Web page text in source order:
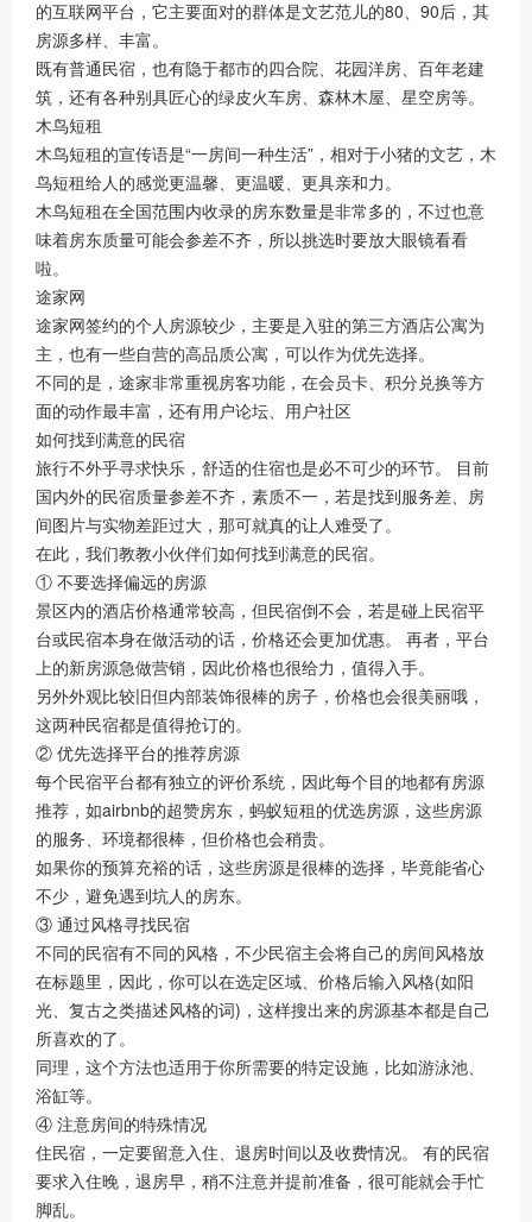
的互联网平台，它主要面对的群体是文艺范儿的80、90后，其
房源多样、丰富。
既有普通民宿，也有隐于都市的四合院、花园洋房、百年老建
筑，还有各种别具匠心的绿皮火车房、森林木屋、星空房等。
木鸟短租
木鸟短租的宣传语是“一房间一种生活”，相对于小猪的文艺，木
鸟短租给人的感觉更温馨、更温暖、更具亲和力。
木鸟短租在全国范围内收录的房东数量是非常多的，不过也意
味着房东质量可能会参差不齐，所以挑选时要放大眼镜看看
啦。
途家网
途家网签约的个人房源较少，主要是入驻的第三方酒店公寓为
主，也有一些自营的高品质公寓，可以作为优先选择。
不同的是，途家非常重视房客功能，在会员卡、积分兑换等方
面的动作最丰富，还有用户论坛、用户社区
如何找到满意的民宿
旅行不外乎寻求快乐，舒适的住宿也是必不可少的环节。 目前
国内外的民宿质量参差不齐，素质不一，若是找到服务差、房
间图片与实物差距过大，那可就真的让人难受了。
在此，我们教教小伙伴们如何找到满意的民宿。
① 不要选择偏远的房源
景区内的酒店价格通常较高，但民宿倒不会，若是碰上民宿平
台或民宿本身在做活动的话，价格还会更加优惠。 再者，平台
上的新房源急做营销，因此价格也很给力，值得入手。
另外外观比较旧但内部装饰很棒的房子，价格也会很美丽哦，
这两种民宿都是值得抢订的。
② 优先选择平台的推荐房源
每个民宿平台都有独立的评价系统，因此每个目的地都有房源
推荐，如airbnb的超赞房东，蚂蚁短租的优选房源，这些房源
的服务、环境都很棒，但价格也会稍贵。
如果你的预算充裕的话，这些房源是很棒的选择，毕竟能省心
不少，避免遇到坑人的房东。
③ 通过风格寻找民宿
不同的民宿有不同的风格，不少民宿主会将自己的房间风格放
在标题里，因此，你可以在选定区域、价格后输入风格(如阳
光、复古之类描述风格的词)，这样搜出来的房源基本都是自己
所喜欢的了。
同理，这个方法也适用于你所需要的特定设施，比如游泳池、
浴缸等。
④ 注意房间的特殊情况
住民宿，一定要留意入住、退房时间以及收费情况。 有的民宿
要求入住晚，退房早，稍不注意并提前准备，很可能就会手忙
脚乱。